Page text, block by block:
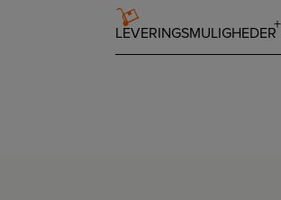
LEVERINGSMULIGHEDER